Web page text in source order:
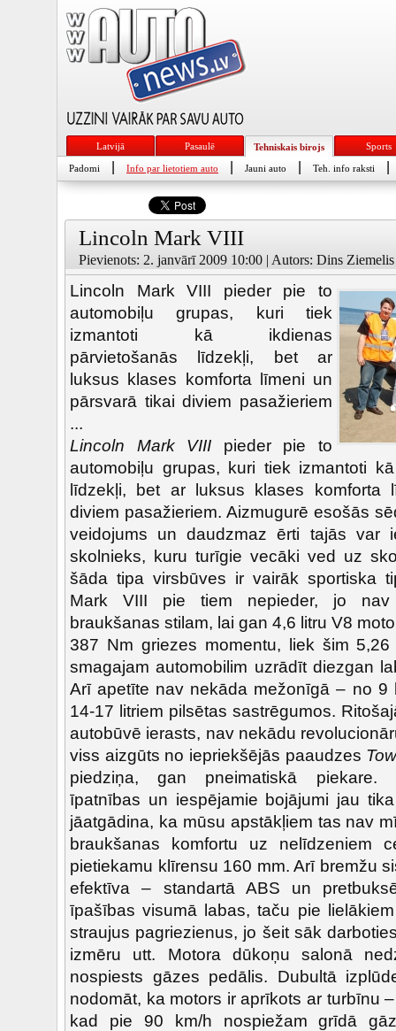
Latvijā Pasaulē Tehniskais birojs Sports
Padomi Info par lietotiem auto Jauni auto Teh. info raksti
Lincoln Mark VIII
Pievienots: 2. janvārī 2009 10:00 | Autors: Dins
Lincoln Mark VIII pieder pie to
automobiļu grupas, kuri tiek
izmantoti kā ikdienas
pārvietošanās līdzekļi, bet ar
luksus klases komforta līmeni un
pārsvarā tikai diviem pasažieriem
...
Lincoln Mark VIII pieder pie to
automobiļu grupas, kuri tiek izmantoti
līdzekļi, bet ar luksus klases komforta
diviem pasažieriem. Aizmugurē esošās
veidojums un daudzmaz ērti tajās var
skolnieks, kuru turīgie vecāki ved uz
šāda tipa virsbūves ir vairāk sportiska
Mark VIII pie tiem nepieder, jo nav
braukšanas stilam, lai gan 4,6 litru V8
387 Nm griezes momentu, liek šim
smagajam automobilim uzrādīt diezgan
Arī apetīte nav nekāda mežonīgā – no 9
14-17 litriem pilsētas sastrēgumos.
autobūvē ierasts, nav nekādu
viss aizgūts no iepriekšējās paaudzes
piedziņa, gan pneimatiskā piekare.
īpatnības un iespējamie bojājumi jau
jāatgādina, ka mūsu apstākļiem tas nav
braukšanas komfortu uz nelīdzeniem
pietiekamu klīrensu 160 mm. Arī bremžu
efektīva – standartā ABS un
īpašības visumā labas, taču pie
straujus pagriezienus, jo šeit sāk
izmēru utt. Motora dūkoņu salonā
nospiests gāzes pedālis. Dubultā
nodomāt, ka motors ir aprīkots ar turbīnu
kad pie 90 km/h nospiežam grīdā